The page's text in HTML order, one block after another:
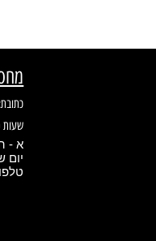
כתובת:
שעות
א - ה :
יום שישי